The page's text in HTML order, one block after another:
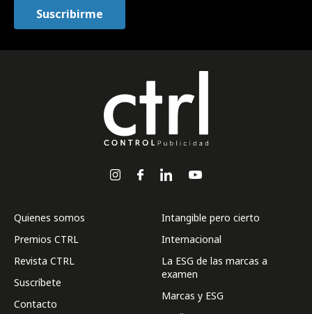
Quienes somos
Premios CTRL
Revista CTRL
Suscríbete
Contacto
Intangible pero cierto
Internacional
La ESG de las marcas a
examen
Marcas y ESG